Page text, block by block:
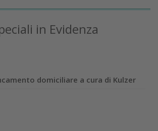
in Evidenza
domiciliare a cura di Kulzer